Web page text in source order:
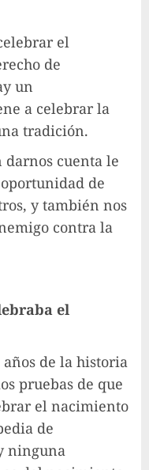
el
de
un
a celebrar la
tradición.
cuenta le
de
y también nos
contra la
el
de la historia
pruebas de que
el nacimiento
de
ninguna